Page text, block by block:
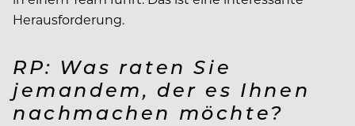
Herausforderung.
RP: Was raten Sie
jemandem, der es Ihnen
nachmachen möchte?